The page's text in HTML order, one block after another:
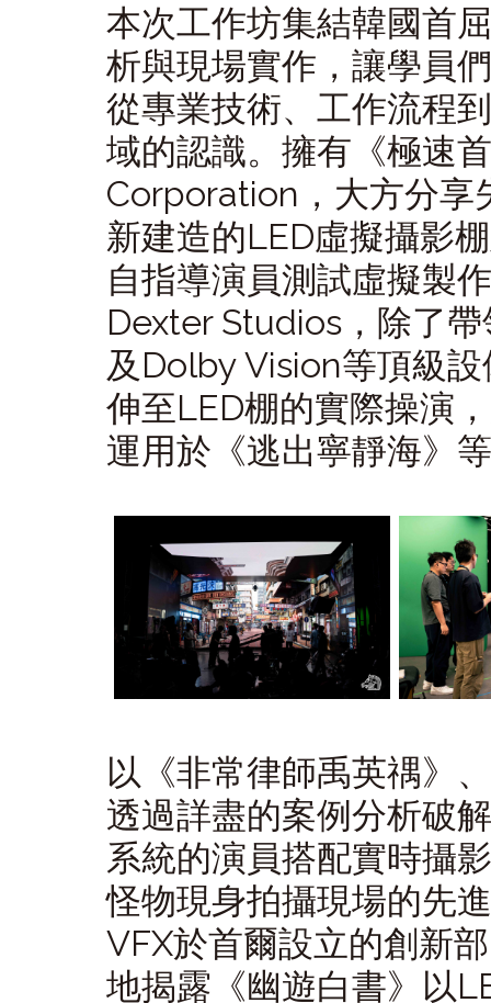
本次工作坊集結韓國首
析與現場實作，讓學員
從專業技術、工作流程
域的認識。擁有《極速
Corporation，大方分享
新建造的LED虛擬攝影
自指導演員測試虛擬製
Dexter Studios，除了
及Dolby Vision等頂級
伸至LED棚的實際操演
運用於《逃出寧靜海》
以《非常律師禹英禑》
透過詳盡的案例分析破
系統的演員搭配實時攝
怪物現身拍攝現場的先
VFX於首爾設立的創新
地揭露《幽遊白書》以